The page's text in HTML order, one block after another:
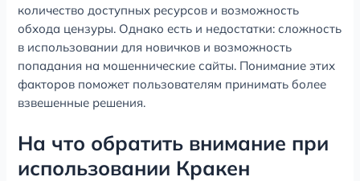
количество доступных ресурсов и возможность
обхода цензуры. Однако есть и недостатки: сложность
в использовании для новичков и возможность
попадания на мошеннические сайты. Понимание этих
факторов поможет пользователям принимать более
взвешенные решения.
На что обратить внимание при
использовании Кракен